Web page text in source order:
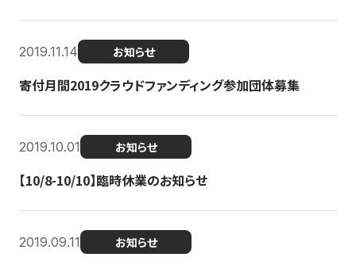
2019.11.14 お知らせ
寄付月間2019クラウドファンディング参加団体募集
2019.10.01 お知らせ
【10/8-10/10】臨時休業のお知らせ
2019.09.11 お知らせ